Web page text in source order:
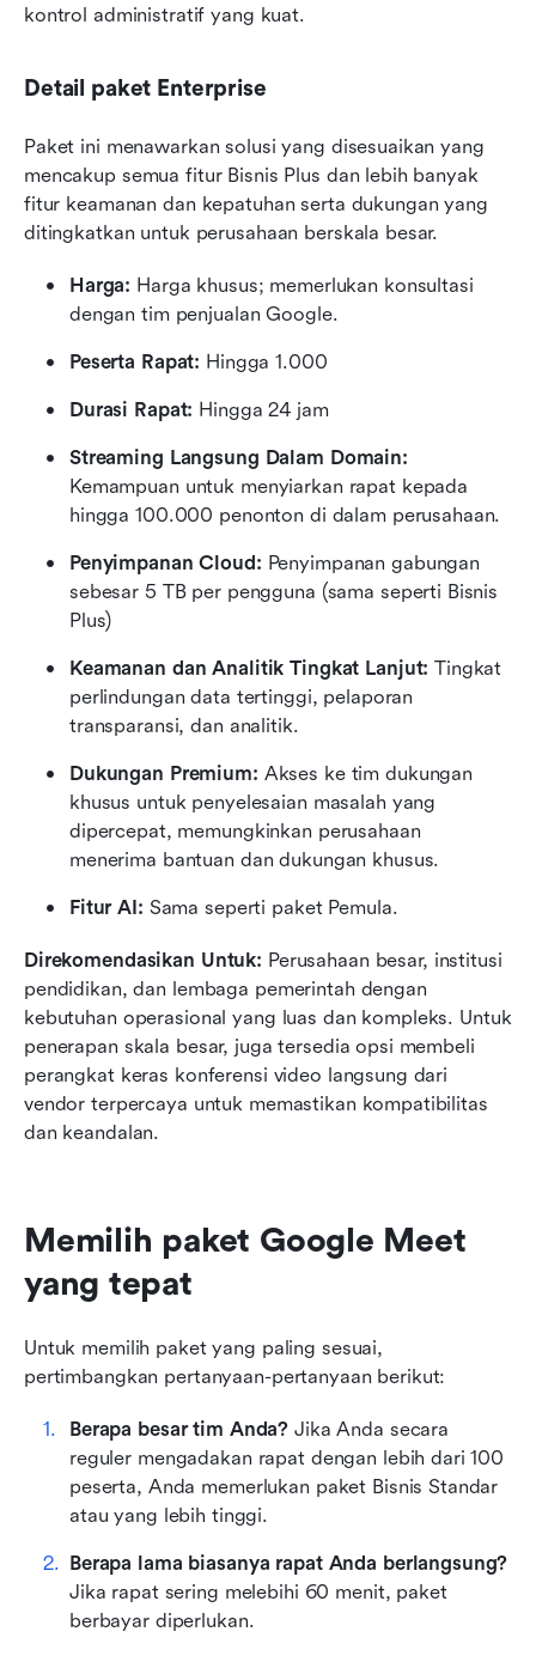
kontrol administratif yang kuat.
Detail paket Enterprise
Paket ini menawarkan solusi yang disesuaikan yang
mencakup semua fitur Bisnis Plus dan lebih banyak
fitur keamanan dan kepatuhan serta dukungan yang
ditingkatkan untuk perusahaan berskala besar.
Harga: Harga khusus; memerlukan konsultasi
dengan tim penjualan Google.
Peserta Rapat: Hingga 1.000
Durasi Rapat: Hingga 24 jam
Streaming Langsung Dalam Domain:
Kemampuan untuk menyiarkan rapat kepada
hingga 100.000 penonton di dalam perusahaan.
Penyimpanan Cloud: Penyimpanan gabungan
sebesar 5 TB per pengguna (sama seperti Bisnis
Plus)
Keamanan dan Analitik Tingkat Lanjut: Tingkat
perlindungan data tertinggi, pelaporan
transparansi, dan analitik.
Dukungan Premium: Akses ke tim dukungan
khusus untuk penyelesaian masalah yang
dipercepat, memungkinkan perusahaan
menerima bantuan dan dukungan khusus.
Fitur AI: Sama seperti paket Pemula.
Direkomendasikan Untuk: Perusahaan besar, institusi
pendidikan, dan lembaga pemerintah dengan
kebutuhan operasional yang luas dan kompleks. Untuk
penerapan skala besar, juga tersedia opsi membeli
perangkat keras konferensi video langsung dari
vendor terpercaya untuk memastikan kompatibilitas
dan keandalan.
Memilih paket Google Meet
yang tepat
Untuk memilih paket yang paling sesuai,
pertimbangkan pertanyaan-pertanyaan berikut:
Berapa besar tim Anda? Jika Anda secara
reguler mengadakan rapat dengan lebih dari 100
peserta, Anda memerlukan paket Bisnis Standar
atau yang lebih tinggi.
Berapa lama biasanya rapat Anda berlangsung?
Jika rapat sering melebihi 60 menit, paket
berbayar diperlukan.